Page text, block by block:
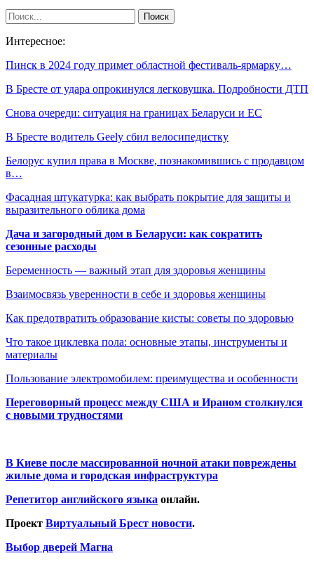
Интересное:
Пинск в 2024 году примет областной фестиваль-ярмарку…
В Бресте от удара опрокинулся легковушка. Подробности ДТП
Снова очереди: ситуация на границах Беларуси и ЕС
В Бресте водитель Geely сбил велосипедистку
Белорус купил права в Москве, познакомившись с продавцом
в…
Фасадная штукатурка: как выбрать покрытие для защиты и
выразительного облика дома
Дача и загородный дом в Беларуси: как сократить
сезонные расходы
Беременность — важный этап для здоровья женщины
Взаимосвязь уверенности в себе и здоровья женщины
Как предотвратить образование кисты: советы по здоровью
Что такое циклевка пола: основные этапы, инструменты и
материалы
Пользование электромобилем: преимущества и особенности
Переговорный процесс между США и Ираном столкнулся
с новыми трудностями
В Киеве после массированной ночной атаки повреждены
жилые дома и городская инфраструктура
Репетитор английского языка онлайн.
Проект Виртуальный Брест новости.
Выбор дверей Магна